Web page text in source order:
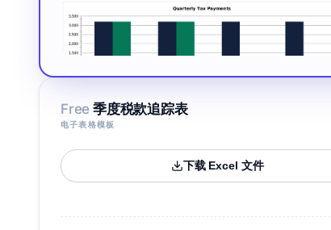
Free 季度税款追踪表
电子表格模板
下载 Excel 文件